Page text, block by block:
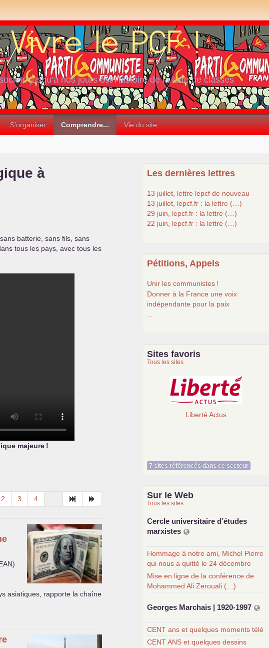
jusqu’à nos jours est l’histoire de la lutte de classes
S’organiser Comprendre... Vie du site
à
batterie, sans fils, sans
tous les pays, avec tous les
majeure !
2 3 4 ...
)
asiatiques, rapporte la chaîne
Les dernières lettres
13 juillet, lettre lepcf de nouveau
13 juillet, lepcf.fr : la lettre (…)
29 juin, lepcf.fr : la lettre (…)
22 juin, lepcf.fr : la lettre (…)
Pétitions, Appels
Unir les communistes !
Donner à la France une voix
indépendante pour la paix
Sites favoris
Tous les sites
Liberté Actus
7 sites référencés dans ce secteur
Sur le Web
Tous les sites
Cercle universitaire d’études
marxistes
Hommage à notre ami, Michel Pierre
qui nous a quitté le 24 décembre
Mise en ligne de la conférence de
Mohammed Ali Zerouali (…)
Georges Marchais | 1920-1997
CENT ans et quelques moments télé
CENT ANS et quelques dessins